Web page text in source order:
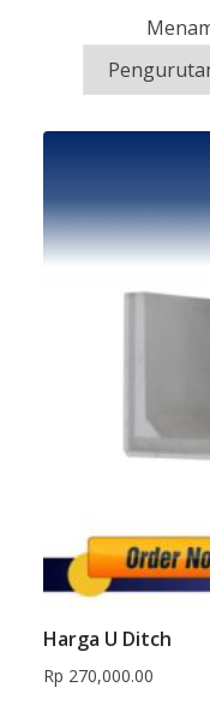
Harga U Ditch
Rp 270,000.00